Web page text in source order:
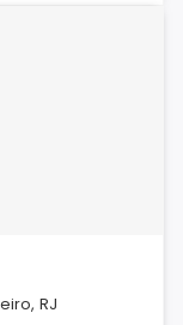
RJ